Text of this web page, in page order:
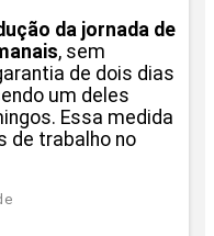
da jornada de
, sem
de dois dias
um deles
Essa medida
de trabalho no